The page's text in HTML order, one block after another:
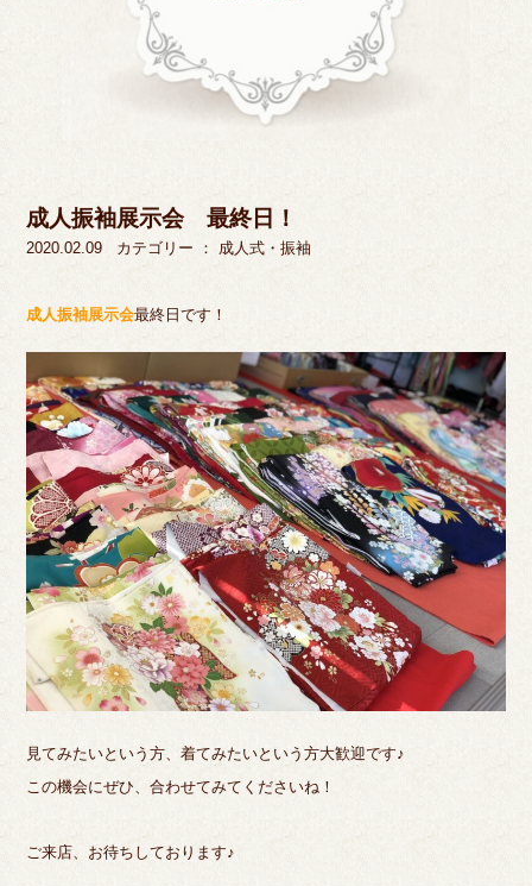
成人振袖展示会 最終日！
2020.02.09 カテゴリー ： 成人式・振袖
成人振袖展示会最終日です！
見てみたいという方、着てみたいという方大歓迎です♪
この機会にぜひ、合わせてみてくださいね！
ご来店、お待ちしております♪